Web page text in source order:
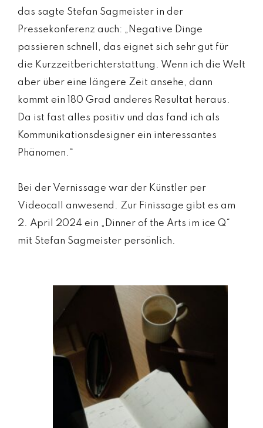
das sagte Stefan Sagmeister in der
Pressekonferenz auch: „Negative Dinge
passieren schnell, das eignet sich sehr gut für
die Kurzzeitberichterstattung. Wenn ich die Welt
aber über eine längere Zeit ansehe, dann
kommt ein 180 Grad anderes Resultat heraus.
Da ist fast alles positiv und das fand ich als
Kommunikationsdesigner ein interessantes
Phänomen.“
Bei der Vernissage war der Künstler per
Videocall anwesend. Zur Finissage gibt es am
2. April 2024 ein „Dinner of the Arts im ice Q“
mit Stefan Sagmeister persönlich.